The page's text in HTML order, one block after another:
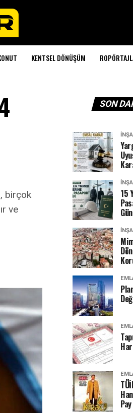
KENTSEL DÖNÜŞÜM
birçok
ve
SON
15